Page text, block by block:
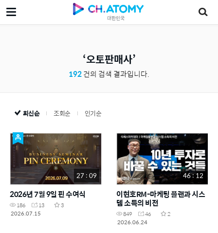
대한민국
오토판매사
192건의 검색 결과입니다.
최신순 조회순 인기순
27 : 09
2026년 7월 9일 핀 수여식
186 13
3
2026.07.15
46 : 12
이현호RM-마케팅 플랜과 시스
템 소득의 비전
849 46
2
2026.06.24